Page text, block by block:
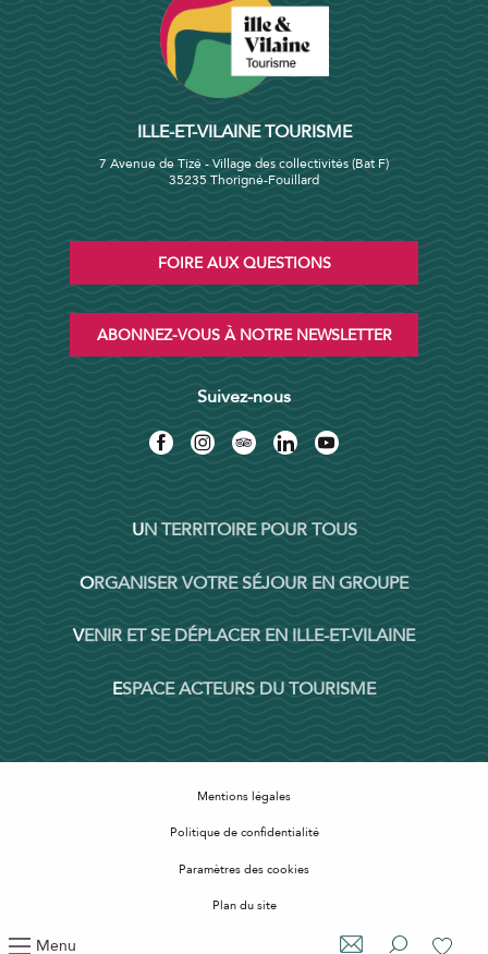
Menu
ILLE-ET-VILAINE TOURISME
7 Avenue de Tizé - Village des collectivités (Bat F)
35235 Thorigné-Fouillard
FOIRE AUX QUESTIONS
ABONNEZ-VOUS À NOTRE NEWSLETTER
Suivez-nous
UN TERRITOIRE POUR TOUS
ORGANISER VOTRE SÉJOUR EN GROUPE
VENIR ET SE DÉPLACER EN ILLE-ET-VILAINE
ESPACE ACTEURS DU TOURISME
Mentions légales
Politique de confidentialité
Paramètres des cookies
Plan du site